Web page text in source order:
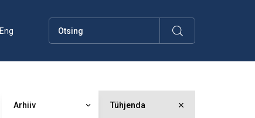
Eng
Arhiiv Tühjenda